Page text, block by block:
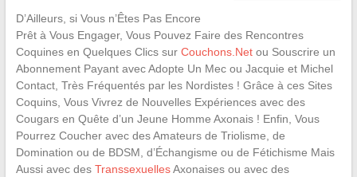
D’Ailleurs, si Vous n’Êtes Pas Encore
Prêt à Vous Engager, Vous Pouvez Faire des Rencontres
Coquines en Quelques Clics sur Couchons.Netou Souscrire un
Abonnement Payant avec Adopte Un Mec ou Jacquie et Michel
Contact, Très Fréquentés par les Nordistes ! Grâce à ces Sites
Coquins, Vous Vivrez de Nouvelles Expériences avec des
Cougars en Quête d’un Jeune Homme Axonais ! Enfin, Vous
Pourrez Coucher avec des Amateurs de Triolisme, de
Domination ou de BDSM, d’Échangisme ou de Fétichisme Mais
Aussi avec des TranssexuellesAxonaises ou avec des